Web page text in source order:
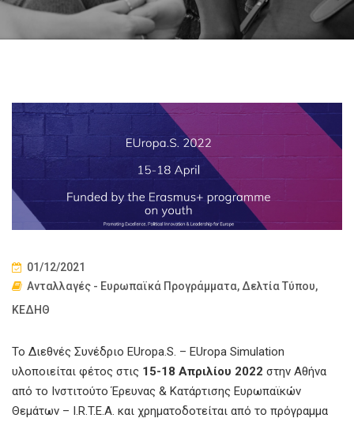
01/12/2021
Ανταλλαγές - Ευρωπαϊκά Προγράμματα, Δελτία Τύπου,
ΚΕΔΗΘ
Το Διεθνές Συνέδριο EUropa.S. – EUropa Simulation
υλοποιείται φέτος στις 15-18 Απριλίου 2022 στην Αθήνα
από το Ινστιτούτο Έρευνας & Κατάρτισης Ευρωπαϊκών
Θεμάτων – I.R.T.E.A. και χρηματοδοτείται από το πρόγραμμα